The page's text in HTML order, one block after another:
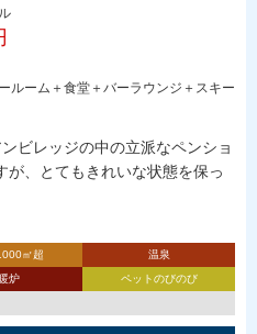
ルーム＋食堂＋バーラウンジ＋スキー
ビレッジの中の立派なペンショ
が、とてもきれいな状態を保っ
㎡超
温泉
炉
ペットのびのび